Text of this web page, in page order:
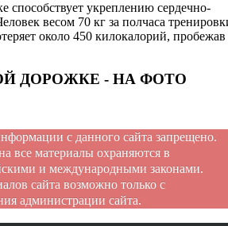
способствует укреплению сердечно-
весом 70 кг за полчаса
около 450 килокалорий, пробежав
ДОРОЖКЕ - НА ФОТО
с данного сайта запрещено.
все материалы охраняются в
и международными законами.
сайта возможно только с
администрации сайта.